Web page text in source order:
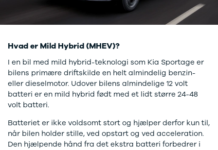
Tilbud
Modeller
Privatleasing
Tilbud
4
Modeller
Anmeldelser
Privatleasing
5
Modeller
Anmeldelser
EV9
Niro
Picanto
Ceed
Rio
Optima
Sorento
Venga
XCeed
ProCeed
Hvad er Mild Hybrid (MHEV)?
I en bil med mild hybrid-teknologi som Kia Sportage er
bilens primære driftskilde en helt almindelig benzin-
eller dieselmotor. Udover bilens almindelige 12 volt
batteri er en mild hybrid født med et lidt større 24-48
volt batteri.
Batteriet er ikke voldsomt stort og hjælper derfor kun til,
når bilen holder stille, ved opstart og ved acceleration.
Den hjælpende hånd fra det ekstra batteri forbedrer i